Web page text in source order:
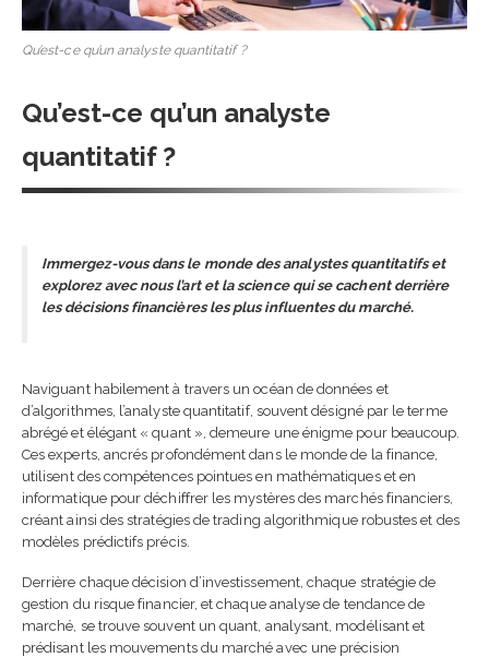
Qu’est-ce qu’un analyste quantitatif ?
Qu’est-ce qu’un analyste
quantitatif ?
Immergez-vous dans le monde des analystes quantitatifs et
explorez avec nous l’art et la science qui se cachent derrière
les décisions financières les plus influentes du marché.
Naviguant habilement à travers un océan de données et
d’algorithmes, l’analyste quantitatif, souvent désigné par le terme
abrégé et élégant « quant », demeure une énigme pour beaucoup.
Ces experts, ancrés profondément dans le monde de la finance,
utilisent des compétences pointues en mathématiques et en
informatique pour déchiffrer les mystères des marchés financiers,
créant ainsi des stratégies de trading algorithmique robustes et des
modèles prédictifs précis.
Derrière chaque décision d’investissement, chaque stratégie de
gestion du risque financier, et chaque analyse de tendance de
marché, se trouve souvent un quant, analysant, modélisant et
prédisant les mouvements du marché avec une précision
charte d’utilisation de
entreprise ?
13 septembre 2025
5 étapes clés pour une
intégration de salarié